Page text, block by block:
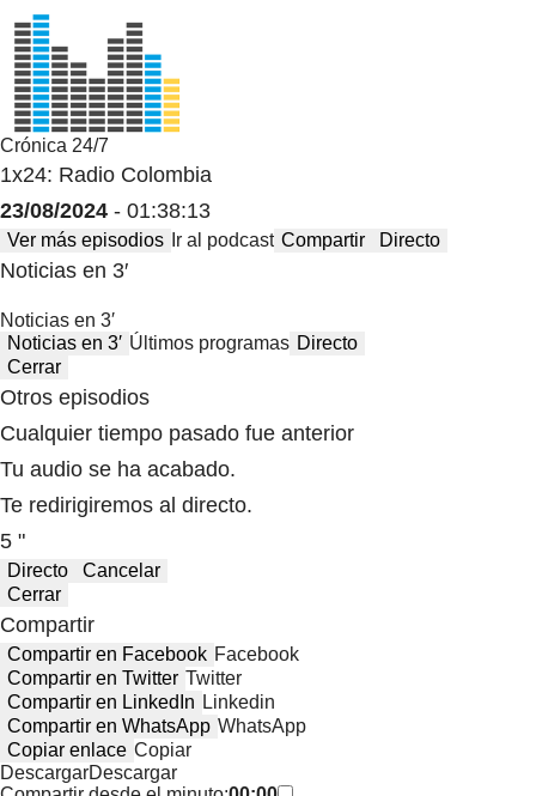
Crónica 24/7
1x24: Radio Colombia
23/08/2024 - 01:38:13
Ver más episodios Ir al podcast Compartir Directo
Noticias en 3′
Noticias en 3′
Noticias en 3′ Últimos programas Directo
Cerrar
Otros episodios
Cualquier tiempo pasado fue anterior
Tu audio se ha acabado.
Te redirigiremos al directo.
5 "
Directo
Cancelar
Cerrar
Compartir
Compartir en Facebook Facebook
Compartir en Twitter Twitter
Compartir en LinkedIn Linkedin
Compartir en WhatsApp WhatsApp
Copiar enlace Copiar
DescargarDescargar